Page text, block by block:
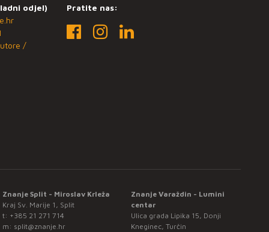
odjel)
/
Pratite nas:
Znanje Split - Miroslav Krleža
Kraj Sv. Marije 1, Split
t: +385 21 271 714
m: split@znanje.hr
Znanje Varaždin - Lumini
centar
Ulica grada Lipika 15, Donji
Kneginec, Turčin